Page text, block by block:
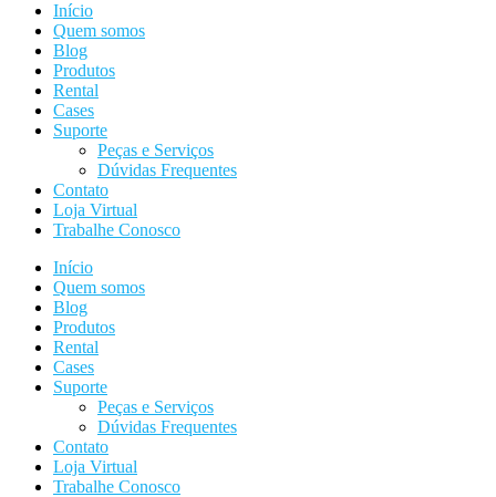
Início
Quem somos
Blog
Produtos
Rental
Cases
Suporte
Peças e Serviços
Dúvidas Frequentes
Contato
Loja Virtual
Trabalhe Conosco
Início
Quem somos
Blog
Produtos
Rental
Cases
Suporte
Peças e Serviços
Dúvidas Frequentes
Contato
Loja Virtual
Trabalhe Conosco